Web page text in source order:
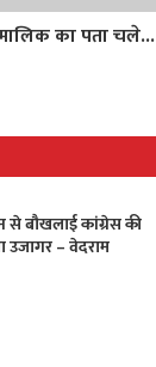
का पता चले...
बौखलाई कांग्रेस की
उजागर – वेदराम